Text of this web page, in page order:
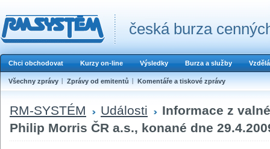
česká burza
Chci obchodovat Kurzy on-line Výsledky Burza a služby
Všechny zprávy Zprávy od emitentů Komentáře a tiskové zprávy
RM-SYSTÉM Události
Informace z
Philip Morris ČR a.s., konané dne